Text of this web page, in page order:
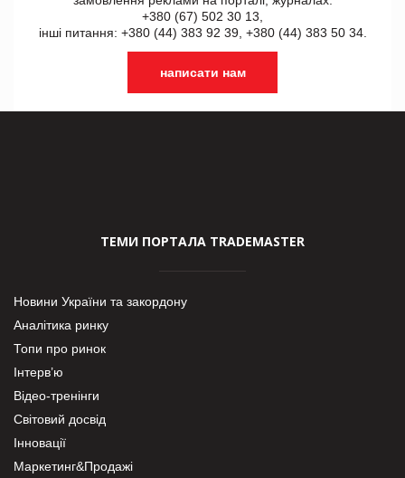
+380 (67) 502 30 13,
інші питання: +380 (44) 383 92 39, +380 (44) 383 50 34.
написати нам
ТЕМИ ПОРТАЛА TRADEMASTER
Новини України та закордону
Аналітика ринку
Топи про ринок
Інтерв’ю
Відео-тренінги
Світовий досвід
Інновації
Маркетинг&Продажі